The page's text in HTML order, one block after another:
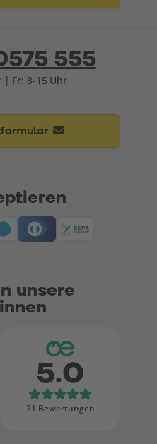
555
| Fr: 8-15 Uhr
unsere
bei Google
5.0
31 Bewertungen